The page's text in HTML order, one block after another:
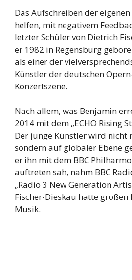
Das Aufschreiben der
helfen, mit negativem
letzter Schüler von Dietrich
er 1982 in Regensburg
als einer der
Künstler der deutschen
Konzertszene.
Nach allem, was Benjamin
2014 mit dem „ECHO Rising
Der junge Künstler wird nicht
sondern auf globaler Ebene
er ihn mit dem BBC
auftreten sah, nahm BBC
„Radio 3 New Generation
Fischer-Dieskau hatte großen
Musik.